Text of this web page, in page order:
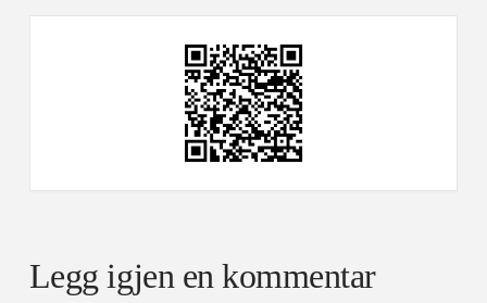
Legg igjen en kommentar